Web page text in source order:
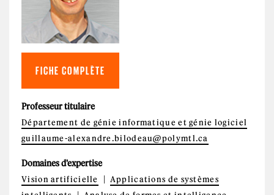
FICHE COMPLÈTE
Professeur titulaire
Département de génie informatique et génie logiciel
guillaume-alexandre.bilodeau@polymtl.ca
Domaines d'expertise
Vision artificielle
Applications de systèmes